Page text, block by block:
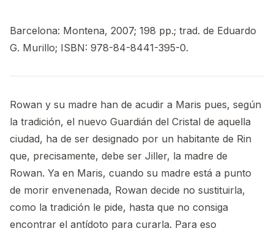
Barcelona: Montena, 2007; 198 pp.; trad. de Eduardo
G. Murillo; ISBN: 978-84-8441-395-0.
Rowan y su madre han de acudir a Maris pues, según
la tradición, el nuevo Guardián del Cristal de aquella
ciudad, ha de ser designado por un habitante de Rin
que, precisamente, debe ser Jiller, la madre de
Rowan. Ya en Maris, cuando su madre está a punto
de morir envenenada, Rowan decide no sustituirla,
como la tradición le pide, hasta que no consiga
encontrar el antídoto para curarla. Para eso